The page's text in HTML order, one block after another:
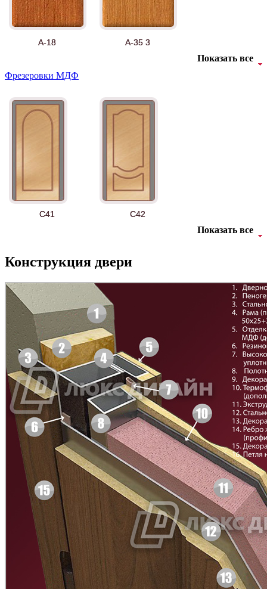
А-18 А-35 3
Б-35 3
БНТ БУК БАВАРИЯ
Д-11 Н Д-11 С
Д-11 СС
Показать все
Фрезеровки МДФ
C41 C42
C43 C44
C45 C46
Показать все
Конструкция двери